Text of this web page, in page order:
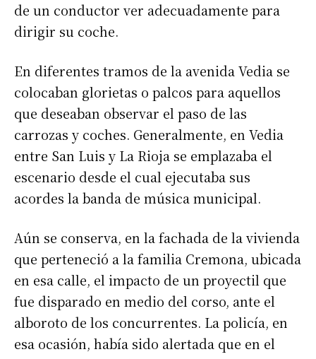
de un conductor ver adecuadamente para
dirigir su coche.
En diferentes tramos de la avenida Vedia se
colocaban glorietas o palcos para aquellos
que deseaban observar el paso de las
carrozas y coches. Generalmente, en Vedia
entre San Luis y La Rioja se emplazaba el
escenario desde el cual ejecutaba sus
acordes la banda de música municipal.
Aún se conserva, en la fachada de la vivienda
que perteneció a la familia Cremona, ubicada
en esa calle, el impacto de un proyectil que
fue disparado en medio del corso, ante el
alboroto de los concurrentes. La policía, en
esa ocasión, había sido alertada que en el